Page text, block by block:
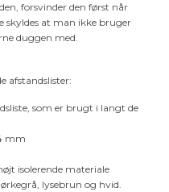
forsvinder den først når
skyldes at man ikke bruger
duggen med.
afstandslister:
som er brugt i langt de
mm
isolerende materiale
lysebrun og hvid.